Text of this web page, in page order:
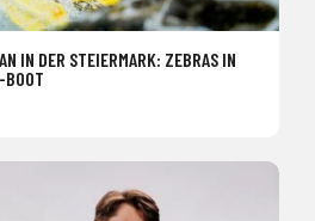
IN DER STEIERMARK: ZEBRAS IN
BOOT